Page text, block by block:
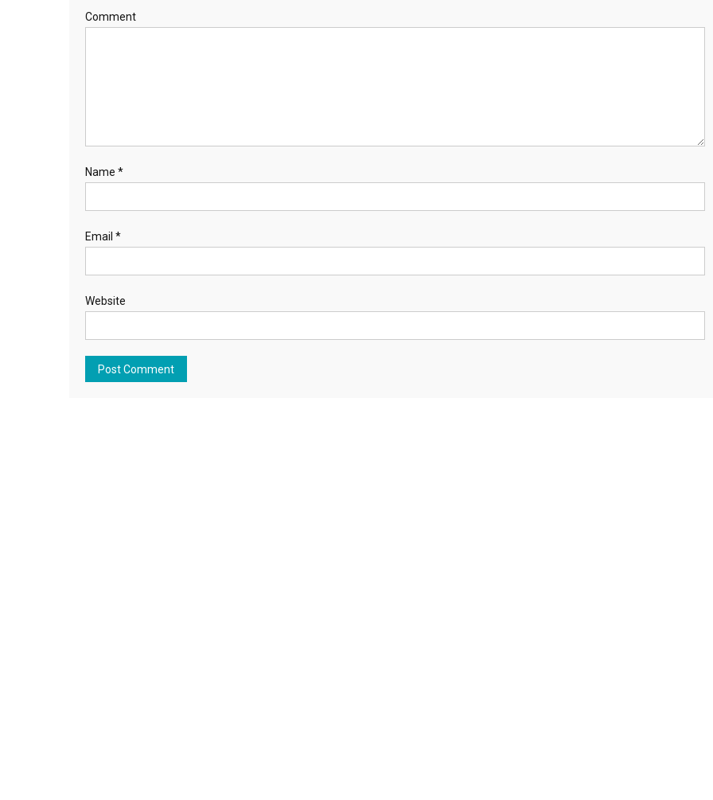
Comment
Name *
Email *
Website